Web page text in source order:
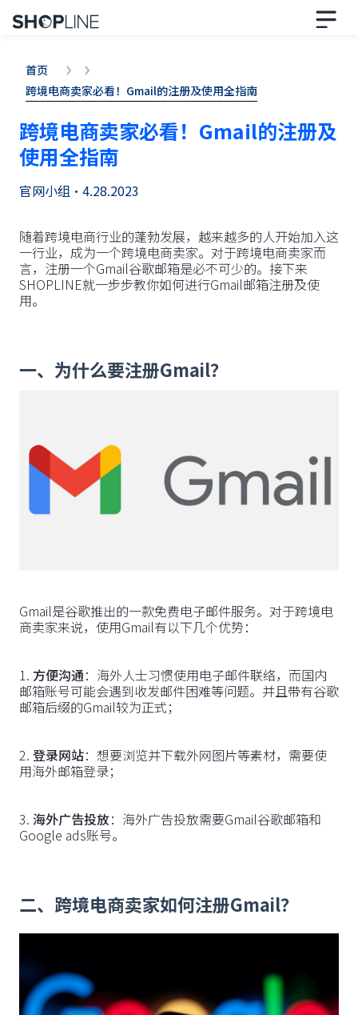
首页
跨境电商卖家必看！Gmail的注册及使用全指南
跨境电商卖家必看！Gmail的注册及
使用全指南
官网小组 • 4.28.2023
随着跨境电商行业的蓬勃发展，越来越多的人开始加入这
一行业，成为一个跨境电商卖家。对于跨境电商卖家而
言，注册一个Gmail谷歌邮箱是必不可少的。接下来
SHOPLINE就一步步教你如何进行Gmail邮箱注册及使
用。
一、为什么要注册Gmail？
Gmail是谷歌推出的一款免费电子邮件服务。对于跨境电
商卖家来说，使用Gmail有以下几个优势：
‍1. 方便沟通：海外人士习惯使用电子邮件联络，而国内
邮箱账号可能会遇到收发邮件困难等问题。并且带有谷歌
邮箱后缀的Gmail较为正式；
2. 登录网站：想要浏览并下载外网图片等素材，需要使
用海外邮箱登录；
3. 海外广告投放：海外广告投放需要Gmail谷歌邮箱和
Google ads账号。
二、跨境电商卖家如何注册Gmail？